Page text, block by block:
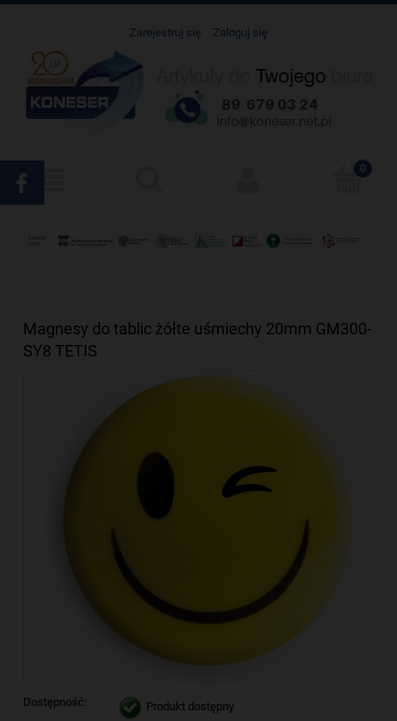
Zarejestruj się Zaloguj się
Magnesy do tablic żółte uśmiechy 20mm GM300-
SY8 TETIS
Dostępność:
Produkt dostępny